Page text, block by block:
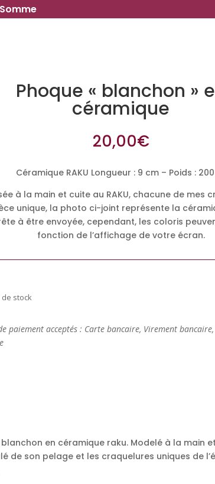
Phoque « blanchon »
céramique
20,00€
Céramique RAKU Longueur : 9 cm – Poids :
à la main et cuite au RAKU, chacune de mes
unique, la photo ci-joint représente la
à être envoyée, cependant, les coloris
fonction de l’affichage de votre écran.
stock
paiement acceptés : Carte bancaire, Virement bancaire,
en céramique raku. Modelé à la main
son pelage et les craquelures uniques de